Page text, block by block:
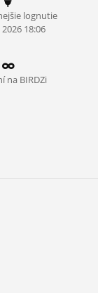
lognutie
2026 18:06
na BIRDZi